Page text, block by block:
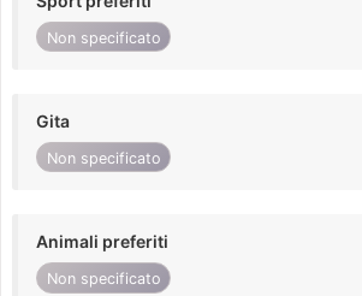
Non specificato
Gita
Non specificato
Animali preferiti
Non specificato